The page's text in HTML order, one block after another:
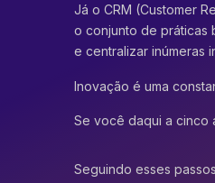
Já o CRM (Customer
o conjunto de práticas
e centralizar inúmeras
Inovação é uma
Se você daqui a cinco
Seguindo esses